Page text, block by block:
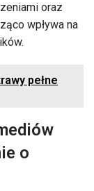
oraz
wpływa na
pełne
o